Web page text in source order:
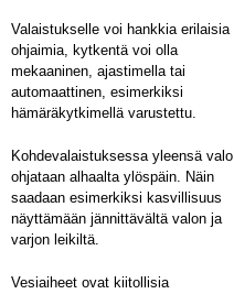
Valaistukselle voi hankkia erilaisia
ohjaimia, kytkentä voi olla
mekaaninen, ajastimella tai
automaattinen, esimerkiksi
hämäräkytkimellä varustettu.
Kohdevalaistuksessa yleensä valo
ohjataan alhaalta ylöspäin. Näin
saadaan esimerkiksi kasvillisuus
näyttämään jännittävältä valon ja
varjon leikiltä.
Vesiaiheet ovat kiitollisia